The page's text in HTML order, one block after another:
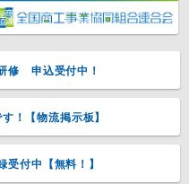
修 申込受付中！
！【物流掲示板】
受付中【無料！】